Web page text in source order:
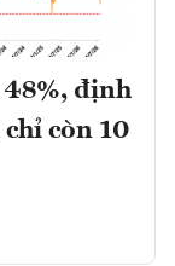
định
còn 10